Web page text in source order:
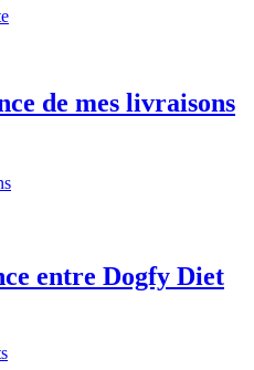
de mes livraisons
entre Dogfy Diet